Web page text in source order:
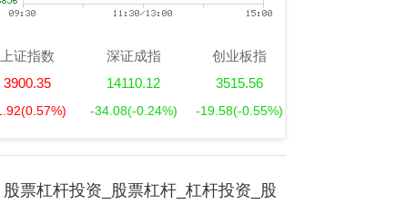
上证指数
3900.35
(0.57%)
深证成指
14110.12
-34.08(-0.24%)
创业板指
3515.56
-19.58(-0.55%)
股票杠杆投资_股票杠杆_杠杆投资_股